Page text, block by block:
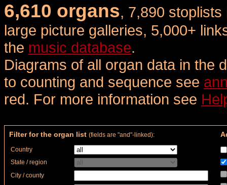
6,610 organs, 7,890
large picture galleries, 5,000+
the music database.
Diagrams of all organ data in the
to counting and sequence see
red. For more information see
Filter for the organ list (fields are "and"-linked):
Country
State / region
City / county